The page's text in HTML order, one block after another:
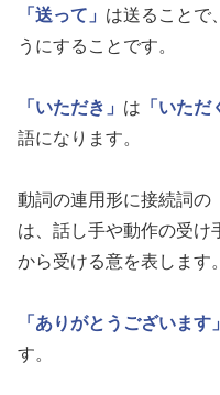
「送って」 は送ることで
うにすることです。
「いただき」 は 「いただ
語になります。
動詞の連用形に接続詞の
は、話し手や動作の受け
から受ける意を表します。
「ありがとうございます」
す。